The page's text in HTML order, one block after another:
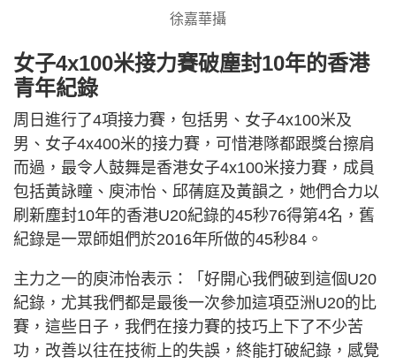
徐嘉華攝
女子4x100米接力賽破塵封10年的香港
青年紀錄
周日進行了4項接力賽，包括男、女子4x100米及
男、女子4x400米的接力賽，可惜港隊都跟獎台擦肩
而過，最令人鼓舞是香港女子4x100米接力賽，成員
包括黃詠瞳、庾沛怡、邱蒨庭及黃韻之，她們合力以
刷新塵封10年的香港U20紀錄的45秒76得第4名，舊
紀錄是一眾師姐們於2016年所做的45秒84。
主力之一的庾沛怡表示：「好開心我們破到這個U20
紀錄，尤其我們都是最後一次參加這項亞洲U20的比
賽，這些日子，我們在接力賽的技巧上下了不少苦
功，改善以往在技術上的失誤，終能打破紀錄，感覺